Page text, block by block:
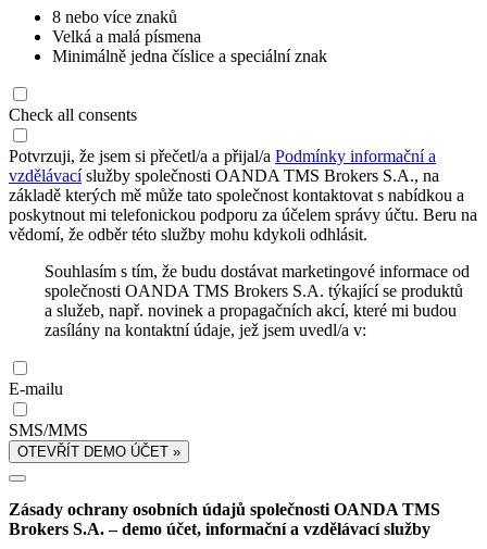
8 nebo více znaků
Velká a malá písmena
Minimálně jedna číslice a speciální znak
Check all consents
Potvrzuji, že jsem si přečetl/a a přijal/a Podmínky informační a
vzdělávacíslužby společnosti OANDA TMS Brokers S.A., na
základě kterých mě může tato společnost kontaktovat s nabídkou a
poskytnout mi telefonickou podporu za účelem správy účtu. Beru na
vědomí, že odběr této služby mohu kdykoli odhlásit.
Souhlasím s tím, že budu dostávat marketingové informace od
společnosti OANDA TMS Brokers S.A. týkající se produktů
a služeb, např. novinek a propagačních akcí, které mi budou
zasílány na kontaktní údaje, jež jsem uvedl/a v:
E-mailu
SMS/MMS
OTEVŘÍT DEMO ÚČET »
Zásady ochrany osobních údajů společnosti OANDA TMS
Brokers S.A. – demo účet, informační a vzdělávací služby